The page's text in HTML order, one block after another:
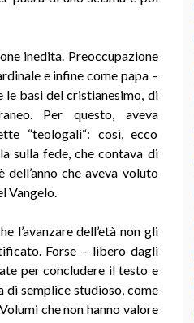
inedita. Preoccupazione
e infine come papa –
basi del cristianesimo, di
Per questo, aveva
“teologali“: così, ecco
sulla fede, che contava di
che aveva voluto
Vangelo.
l’avanzare dell’età non gli
Forse – libero dagli
per concludere il testo e
di semplice studioso, come
che non hanno valore